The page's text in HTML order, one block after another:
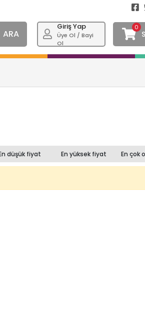
ARA
Giriş Yap
Üye Ol / Bayi
Ol
0
düşük fiyat En yüksek fiyat En çok